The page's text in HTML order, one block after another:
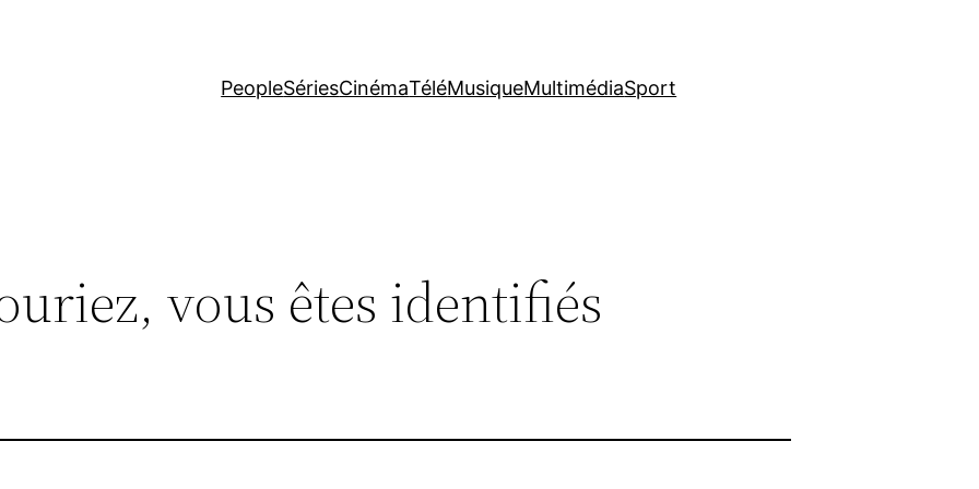
PeopleSériesCinémaTéléMusiqueMultimédiaSport
vous êtes identifiés